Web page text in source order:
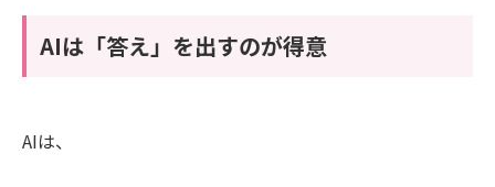
AIは「答え」を出すのが得意
AIは、